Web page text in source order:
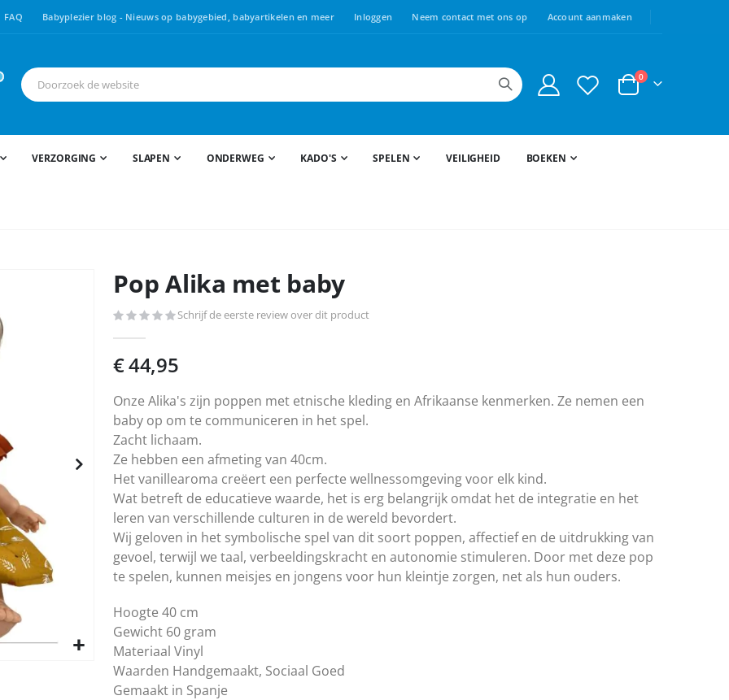
FAQ Babyplezier blog - Nieuws op babygebied, babyartikelen en meer Inloggen Neem contact met ons op Account aanmaken
Cart
0producten
VERZORGING SLAPEN ONDERWEG KADO'S SPELEN VEILIGHEID BOEKEN
Pop Alika met baby
Schrijf de eerste review over dit product
€ 44,95
Onze Alika's zijn poppen met etnische kleding en Afrikaanse kenmerken. Ze nemen een
baby op om te communiceren in het spel.
Zacht lichaam.
Ze hebben een afmeting van 40cm.
Het vanillearoma creëert een perfecte wellnessomgeving voor elk kind.
Wat betreft de educatieve waarde, het is erg belangrijk omdat het de integratie en het
leren van verschillende culturen in de wereld bevordert.
Wij geloven in het symbolische spel van dit soort poppen, affectief en de uitdrukking van
gevoel, terwijl we taal, verbeeldingskracht en autonomie stimuleren. Door met deze pop
te spelen, kunnen meisjes en jongens voor hun kleintje zorgen, net als hun ouders.
Hoogte 40 cm
Gewicht 60 gram
Materiaal Vinyl
Waarden Handgemaakt, Sociaal Goed
Gemaakt in Spanje